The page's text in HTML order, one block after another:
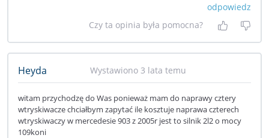
odpowiedz
Czy ta opinia była pomocna?
Tak, była
Nie
Heyda Wystawiono 3 lata temu
witam przychodzę do Was ponieważ mam do naprawy cztery
wtryskiwacze chciałbym zapytać ile kosztuje naprawa czterech
wtryskiwaczy w mercedesie 903 z 2005r jest to silnik 2l2 o mocy
109koni